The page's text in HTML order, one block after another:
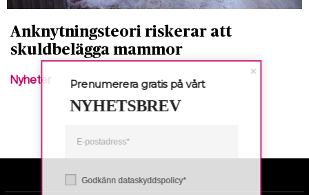
Anknytningsteori riskerar att
skuldbelägga mammor
Nyheter
Godkänn dataskyddspolicy*
Prenumerera gratis på vårt
NYHETSBREV